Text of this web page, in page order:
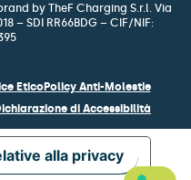
by TheF Charging S.r.l. Via
– SDI RR66BDG – CIF/NIF:
EticoPolicy Anti-Molestie
di Accessibilità
alla privacy